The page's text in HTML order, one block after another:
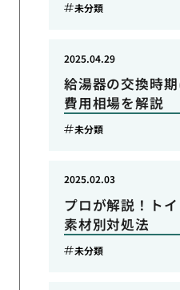
未分類
給湯器の交換時
費用相場を解説
2025.04.29
未分類
プロが解説！ト
素材別対処法
2025.02.03
未分類